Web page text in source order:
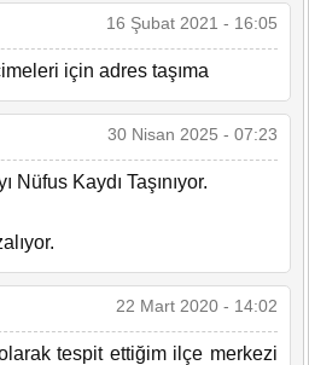
16 Şubat 2021 - 16:05
için adres taşıma
30 Nisan 2025 - 07:23
Nüfus Kaydı Taşınıyor.
22 Mart 2020 - 14:02
tespit ettiğim ilçe merkezi